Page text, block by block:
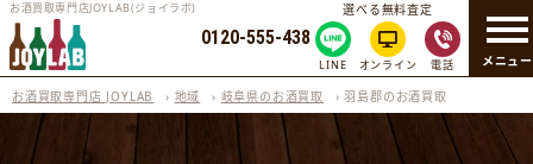
メニュー
お酒買取専門店JOYLAB(ジョイラボ)
0120-555-438
選べる無料査定
LINE オンライン 電話
お酒買取専門店 JOYLAB › 地域 › 岐阜県のお酒買取 ›羽島郡のお酒買取